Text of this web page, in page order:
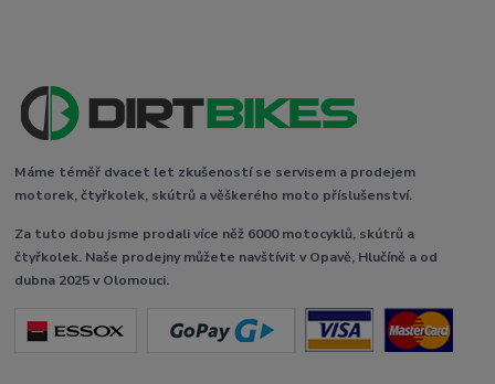
Máme téměř dvacet let zkušeností se servisem a prodejem
motorek, čtyřkolek, skútrů a věškerého moto příslušenství.
Za tuto dobu jsme prodali více něž 6000 motocyklů, skútrů a
čtyřkolek. Naše prodejny můžete navštívit v Opavě, Hlučíně a od
dubna 2025 v Olomouci.